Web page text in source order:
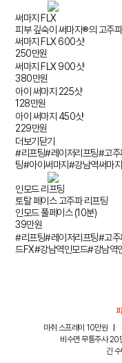
써마지 FLX
피부 깊숙이 써마지®의 고주
써마지 FLX 600샷
250만원
써마지 FLX 900샷
380만원
아이 써마지 225샷
128만원
아이 써마지 450샷
229만원
더보기닫기
#리프팅#레이저리프팅#고주
팅#아이써마지#강남역써마지
인모드 리프팅
토탈 페이스 고주파 리프팅
인모드 풀페이스 (10분)
39만원
#리프팅#레이저리프팅#고주
드FX#강남역인모드#강남역
마취 스프레이 10만원
비수면 무통주사 20
긴